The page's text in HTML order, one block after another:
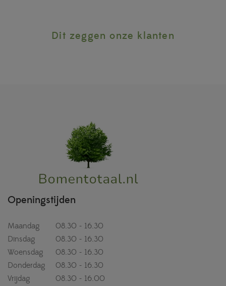
Dit zeggen onze klanten
Openingstijden
Maandag
08.30 - 16.30
Dinsdag
08.30 - 16.30
Woensdag
08.30 - 16.30
Donderdag
08.30 - 16.30
Vrijdag
08.30 - 16.00